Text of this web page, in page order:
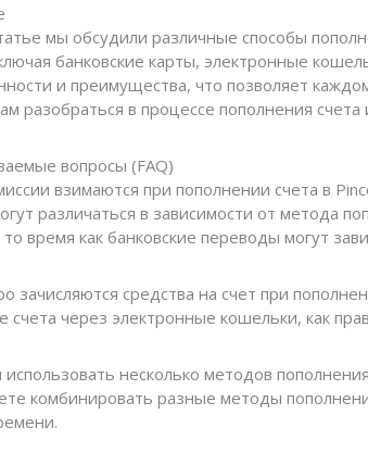
мы обсудили различные способы
банковские карты, электронные
и преимущества, что позволяет
разобраться в процессе пополнения
вопросы (FAQ)
взимаются при пополнении счета в
различаться в зависимости от метода
время как банковские переводы могут
зачисляются средства на счет при
счета через электронные кошельки, как
использовать несколько методов
комбинировать разные методы